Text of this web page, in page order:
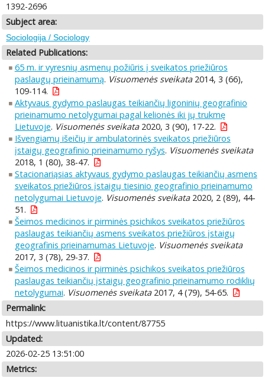
1392-2696
Subject area:
Sociologija / Sociology
Related Publications:
65 m. ir vyresnių asmenų požiūris į sveikatos priežiūros
paslaugų prieinamumą. Visuomenės sveikata2014, 3 (66),
109-114.
Aktyvaus gydymo paslaugas teikiančių ligoninių geografinio
prieinamumo netolygumai pagal kelionės iki jų trukmę
Lietuvoje. Visuomenės sveikata2020, 3 (90), 17-22.
Išvengiamų išeičių ir ambulatorinės sveikatos priežiūros
įstaigų geografinio prieinamumo ryšys. Visuomenės sveikata
2018, 1 (80), 38-47.
Stacionariąsias aktyvaus gydymo paslaugas teikiančių asmens
sveikatos priežiūros įstaigų tiesinio geografinio prieinamumo
netolygumai Lietuvoje. Visuomenės sveikata2020, 2 (89), 44-
51.
Šeimos medicinos ir pirminės psichikos sveikatos priežiūros
paslaugas teikiančių asmens sveikatos priežiūros įstaigų
geografinis prieinamumas Lietuvoje. Visuomenės sveikata
2017, 3 (78), 29-37.
Šeimos medicinos ir pirminės psichikos sveikatos priežiūros
paslaugas teikiančių įstaigų geografinio prieinamumo rodiklių
netolygumai. Visuomenės sveikata2017, 4 (79), 54-65.
Permalink:
https://www.lituanistika.lt/content/87755
Updated:
2026-02-25 13:51:00
Metrics: